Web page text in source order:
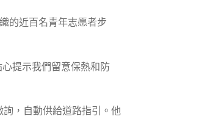
的近百名青年志愿者步
提示我們留意保熱和防
，自動供給道路指引。他